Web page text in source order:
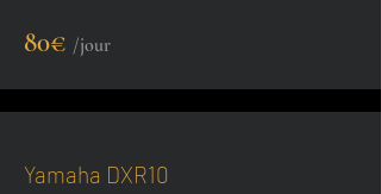
80€ /jour
Yamaha DXR10